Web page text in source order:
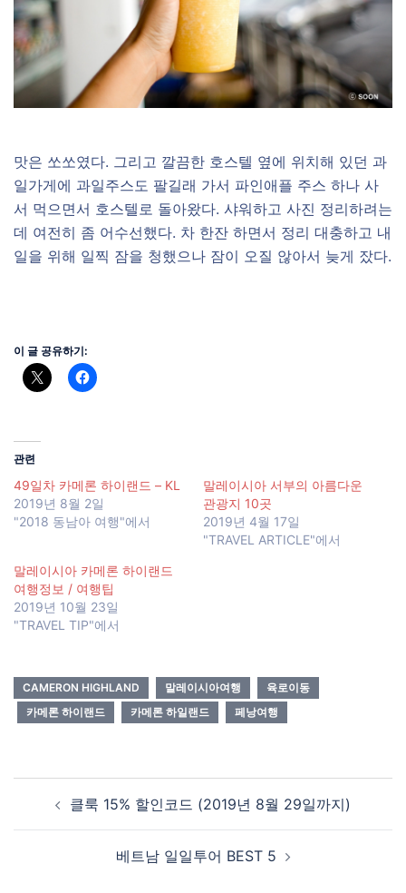
맛은 쏘쏘였다. 그리고 깔끔한 호스텔 옆에 위치해 있던 과
일가게에 과일주스도 팔길래 가서 파인애플 주스 하나 사
서 먹으면서 호스텔로 돌아왔다. 샤워하고 사진 정리하려는
데 여전히 좀 어수선했다. 차 한잔 하면서 정리 대충하고 내
일을 위해 일찍 잠을 청했으나 잠이 오질 않아서 늦게 잤다.
이 글 공유하기:
관련
49일차 카메론 하이랜드 – KL
2019년 8월 2일
"2018 동남아 여행"에서
말레이시아 서부의 아름다운
관광지 10곳
2019년 4월 17일
"TRAVEL ARTICLE"에서
말레이시아 카메론 하이랜드
여행정보 / 여행팁
2019년 10월 23일
"TRAVEL TIP"에서
CAMERON HIGHLAND 말레이시아여행
육로이동
카메론 하이랜드
카메론 하일랜드 페낭여행
navigation
클룩 15% 할인코드 (2019년 8월 29일까지)
베트남 일일투어 BEST 5